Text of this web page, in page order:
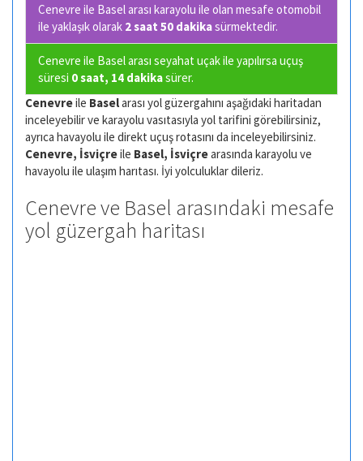
Cenevre ile Basel arası karayolu ile olan mesafe otomobil
ile yaklaşık olarak 2 saat 50 dakikasürmektedir.
Cenevre ile Basel arası seyahat uçak ile yapılırsa uçuş
süresi 0 saat, 14 dakikasürer.
Cenevreile Baselarası yol güzergahını aşağıdaki haritadan
inceleyebilir ve karayolu vasıtasıyla yol tarifini görebilirsiniz,
ayrıca havayolu ile direkt uçuş rotasını da inceleyebilirsiniz.
Cenevre, İsviçreile Basel, İsviçrearasında karayolu ve
havayolu ile ulaşım harıtası. İyi yolculuklar dileriz.
Cenevre ve Basel arasındaki mesafe
yol güzergah haritası